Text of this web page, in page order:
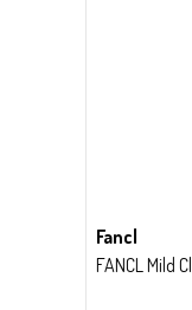
Fancl
FANCL Mild